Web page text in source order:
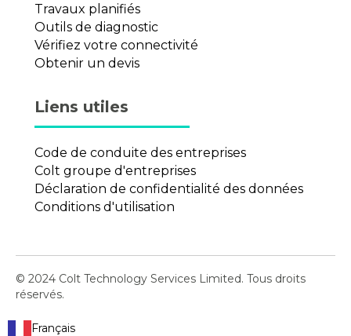
Travaux planifiés
Outils de diagnostic
Vérifiez votre connectivité
Obtenir un devis
Liens utiles
Code de conduite des entreprises
Colt groupe d'entreprises
Déclaration de confidentialité des données
Conditions d'utilisation
© 2024 Colt Technology Services Limited. Tous droits
réservés.
Français